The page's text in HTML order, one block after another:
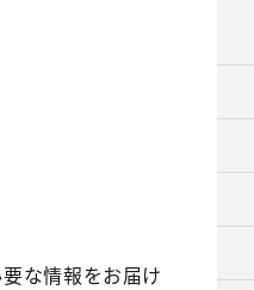
な情報をお届け